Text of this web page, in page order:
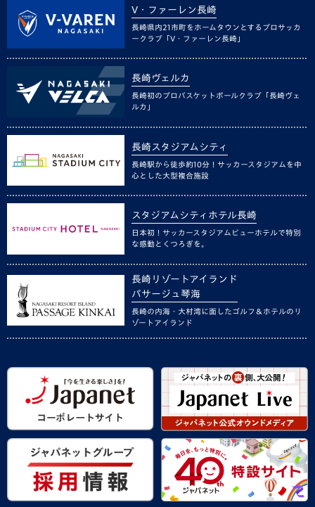
V・ファーレン長崎
長崎県内21市町をホームタウンとするプロサッカ
ークラブ「V・ファーレン長崎」
長崎ヴェルカ
長崎初のプロバスケットボールクラブ「長崎ヴェ
ルカ」
長崎スタジアムシティ
長崎駅から徒歩約10分！サッカースタジアムを中
心とした大型複合施設
スタジアムシティホテル長崎
日本初！サッカースタジアムビューホテルで特別
な感動とくつろぎを。
長崎リゾートアイランド
パサージュ琴海
長崎の内海・大村湾に面したゴルフ＆ホテルのリ
ゾートアイランド